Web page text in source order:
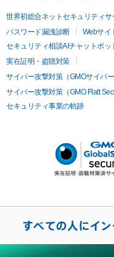
世界初総合ネットセキュリティサ
パスワード漏洩診断
Webサイ
セキュリティ相談AIチャットボッ
実在証明・盗聴対策
サイバー攻撃対策（GMOサイバ
サイバー攻撃対策（GMO Flatt
セキュリティ事業の軌跡